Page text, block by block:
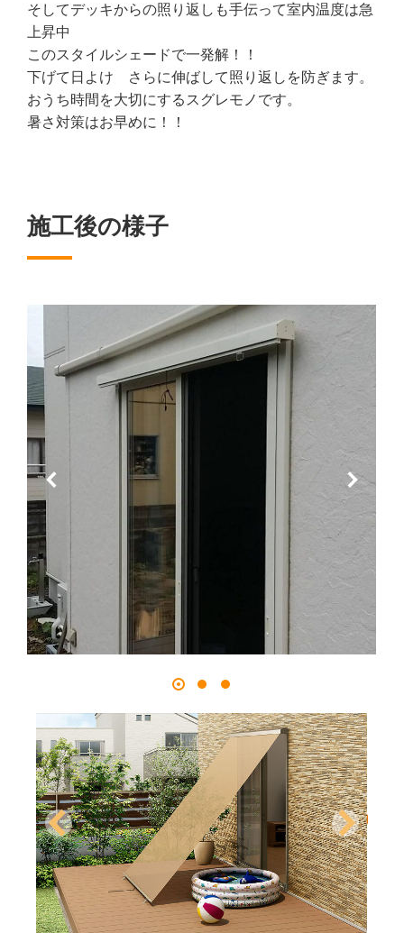
そしてデッキからの照り返しも手伝って室内温度は急
上昇中
このスタイルシェードで一発解！！
下げて日よけ さらに伸ばして照り返しを防ぎます。
おうち時間を大切にするスグレモノです。
暑さ対策はお早めに！！
施工後の様子